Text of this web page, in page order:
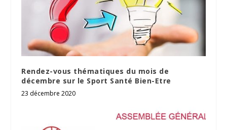
Rendez-vous thématiques du mois de
décembre sur le Sport Santé Bien-Etre
23 décembre 2020